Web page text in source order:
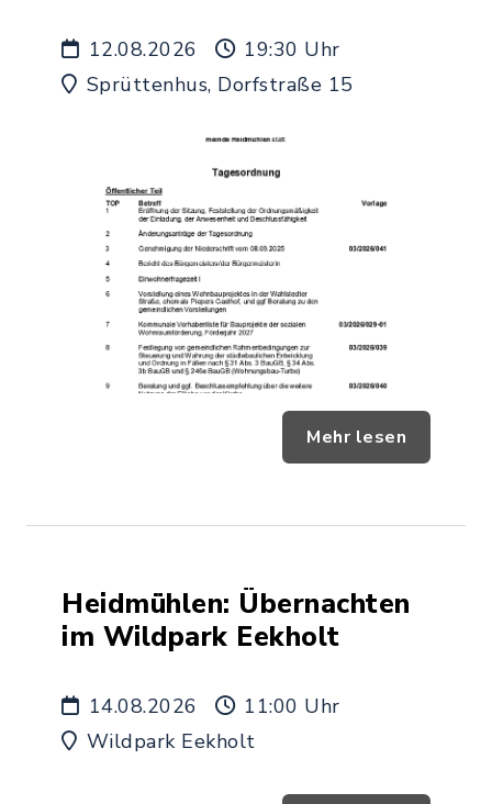
12.08.2026
19:30 Uhr
Sprüttenhus, Dorfstraße 15
Mehr lesen
Heidmühlen: Übernachten
im Wildpark Eekholt
14.08.2026
11:00 Uhr
Wildpark Eekholt